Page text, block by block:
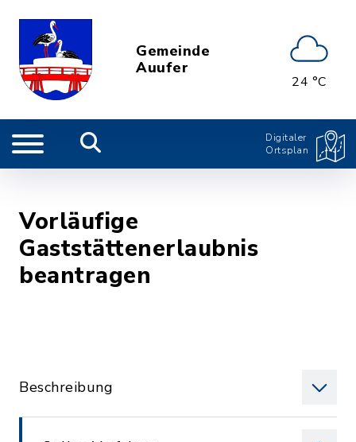
Gemeinde
Auufer
24 °C
Digitaler
Ortsplan
Vorläufige
Gaststättenerlaubnis
beantragen
Beschreibung